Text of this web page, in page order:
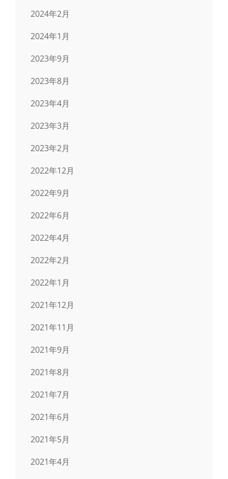
2024年2月
2024年1月
2023年9月
2023年8月
2023年4月
2023年3月
2023年2月
2022年12月
2022年9月
2022年6月
2022年4月
2022年2月
2022年1月
2021年12月
2021年11月
2021年9月
2021年8月
2021年7月
2021年6月
2021年5月
2021年4月